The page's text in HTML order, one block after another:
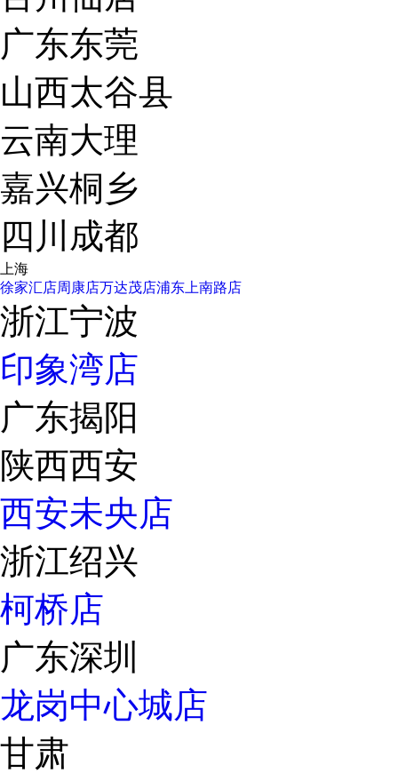
广东东莞
山西太谷县
云南大理
嘉兴桐乡
四川成都
上海
徐家汇店周康店万达茂店浦东上南路店
浙江宁波
印象湾店
广东揭阳
陕西西安
西安未央店
浙江绍兴
柯桥店
广东深圳
龙岗中心城店
甘肃